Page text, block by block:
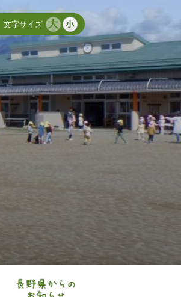
文字サイズ